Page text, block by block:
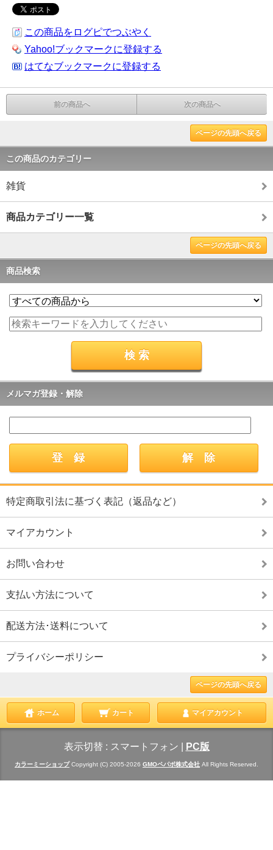
この商品をログピでつぶやく
Yahoo!ブックマークに登録する
はてなブックマークに登録する
前の商品へ 次の商品へ
ページの先頭へ戻る
この商品のカテゴリー
雑貨
商品カテゴリー一覧
ページの先頭へ戻る
商品検索
メルマガ登録・解除
特定商取引法に基づく表記（返品など）
マイアカウント
お問い合わせ
支払い方法について
配送方法･送料について
プライバシーポリシー
ページの先頭へ戻る
ホーム カート マイアカウント
表示切替 : スマートフォン PC版
カラーミーショップ Copyright (C) 2005-2026 GMOペパボ株式会社 All Rights Reserved.